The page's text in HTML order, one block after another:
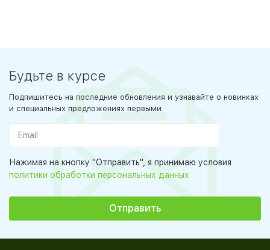
Будьте в курсе
Подпишитесь на последние обновления и узнавайте о новинках
и специальных предложениях первыми
Нажимая на кнопку "Отправить", я принимаю условия
политики обработки персональных данных